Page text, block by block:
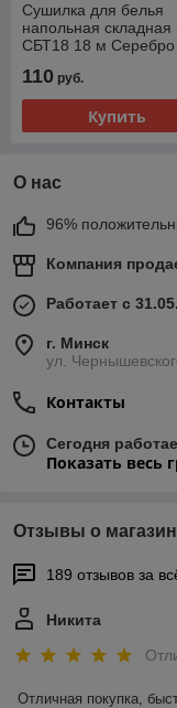
Сушилка для белья
напольная складная
СБТ18 18 м Серебро
110 руб.
Купить
О нас
96%
Компания
Работает с
г. Минск
ул.
Контакты
Сегодня
Показать весь
Отзывы о
189 отзывов за
Никита
Отличная покупка,